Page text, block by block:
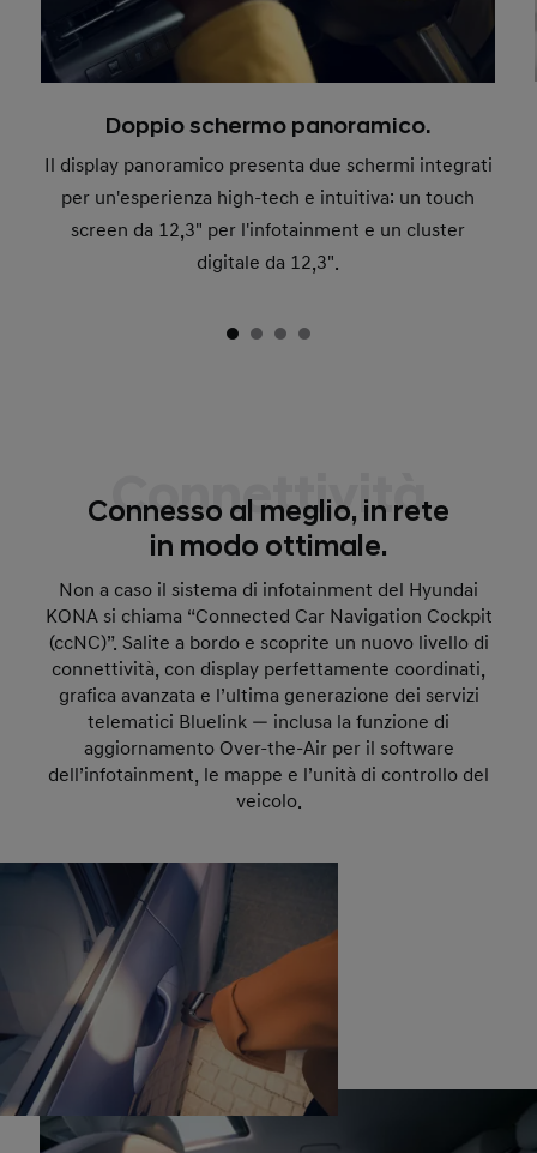
Doppio schermo panoramico.
Il display panoramico presenta due schermi integrati
per un'esperienza high-tech e intuitiva: un touch
screen da 12,3" per l'infotainment e un cluster
digitale da 12,3".
Connettività
Connesso al meglio, in rete
in modo ottimale.
Non a caso il sistema di infotainment del Hyundai
KONA si chiama “Connected Car Navigation Cockpit
(ccNC)”. Salite a bordo e scoprite un nuovo livello di
connettività, con display perfettamente coordinati,
grafica avanzata e l’ultima generazione dei servizi
telematici Bluelink — inclusa la funzione di
aggiornamento Over-the-Air per il software
dell’infotainment, le mappe e l’unità di controllo del
veicolo.